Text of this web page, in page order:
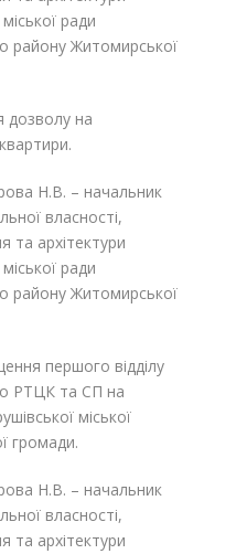
ради
району Житомирської
дозволу на
Н.В. – начальник
власності,
та архітектури
ради
району Житомирської
першого відділу
РТЦК та СП на
міської
громади.
Н.В. – начальник
власності,
та архітектури